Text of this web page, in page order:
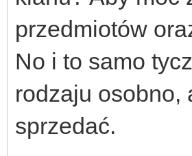
przedmiotów
No i to samo
rodzaju osobno,
sprzedać.